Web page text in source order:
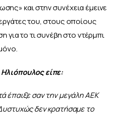
και στην συνέχεια έμεινε
του, στους οποίους
για το τι συνέβη στο ντέρμπι
είπε:
έπαιξε σαν την μεγάλη ΑΕΚ
δεν κρατήσαμε το